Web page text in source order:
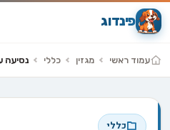
פינדוג
עמוד ראשי מגזין כללי נסיעה
כללי